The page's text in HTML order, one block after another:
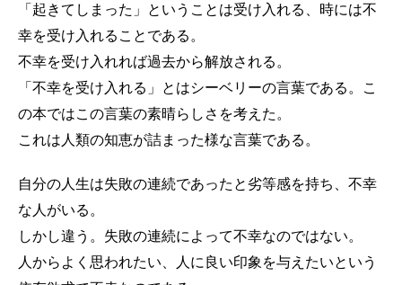
「起きてしまった」ということは受け入れる、時には不
幸を受け入れることである。
不幸を受け入れれば過去から解放される。
「不幸を受け入れる」とはシーベリーの言葉である。こ
の本ではこの言葉の素晴らしさを考えた。
これは人類の知恵が詰まった様な言葉である。
自分の人生は失敗の連続であったと劣等感を持ち、不幸
な人がいる。
しかし違う。失敗の連続によって不幸なのではない。
人からよく思われたい、人に良い印象を与えたいという